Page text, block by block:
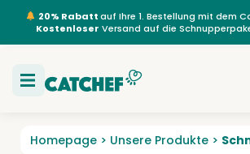
20% Rabattauf Ihre 1. Bestellung mit dem
Kostenloser Versand auf die
Homepage > Unsere Produkte >